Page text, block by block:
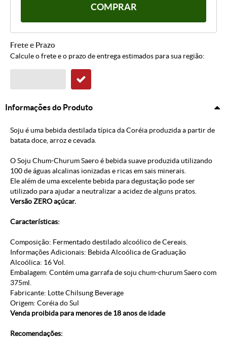
COMPRAR
Frete e Prazo
Calcule o frete e o prazo de entrega estimados para sua região:
Informações do Produto
Soju é uma bebida destilada típica da Coréia produzida a partir de
batata doce, arroz e cevada.
O Soju Chum-Churum Saero é bebida suave produzida utilizando
100 de águas alcalinas ionizadas e ricas em sais minerais.
Ele além de uma excelente bebida para degustação pode ser
utilizado para ajudar a neutralizar a acidez de alguns pratos.
Versão ZERO açúcar.
Características:
Composição: Fermentado destilado alcoólico de Cereais.
Informações Adicionais: Bebida Alcoólica de Graduação
Alcoólica: 16 Vol.
Embalagem: Contém uma garrafa de soju chum-churum Saero com
375ml.
Fabricante: Lotte Chilsung Beverage
Origem: Coréia do Sul
Venda proibida para menores de 18 anos de idade
Recomendações: